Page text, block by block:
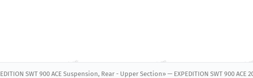
SWT 900 ACE Suspension, Rear - Upper Section» — EXPEDITION SWT 900 ACE